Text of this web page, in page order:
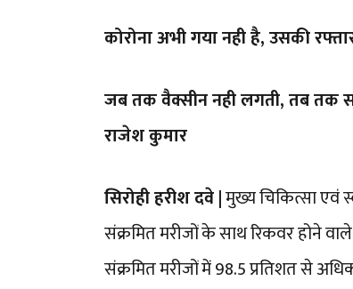
कोरोना अभी गया नही है, उसकी
जब तक वैक्सीन नही लगती, तब तक
राजेश कुमार
सिरोही हरीश दवे |मुख्य चिकित्सा एवं
संक्रमित मरीजों के साथ रिकवर होने
संक्रमित मरीजों में 98.5 प्रतिशत से